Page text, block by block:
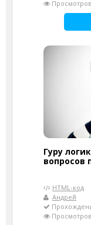
Гуру
вопросов
HTML-код
Андрей